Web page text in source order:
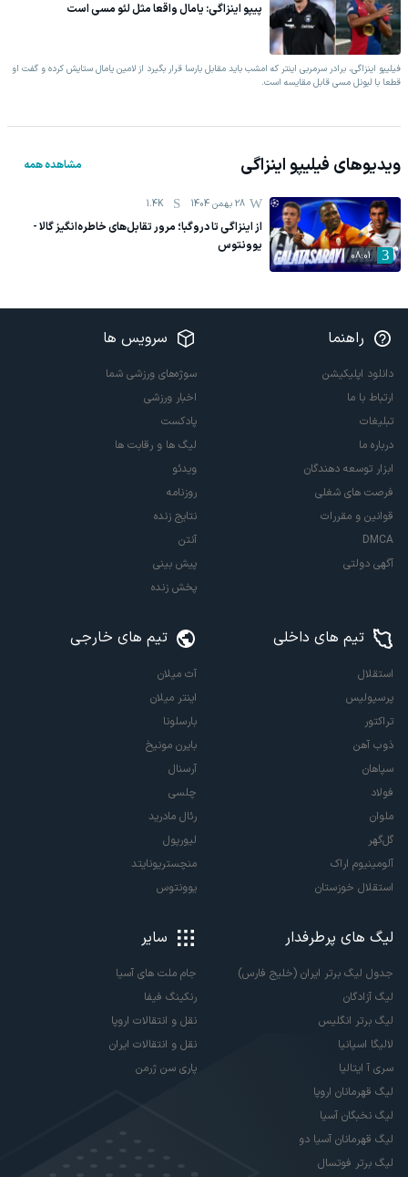
پیپو اینزاگی: یامال واقعا مثل لئو مسی است
فیلیپو اینزاگی، برادر سرمربی اینتر که امشب باید مقابل بارسا قرار ‏بگیرد از لامین یامال ستایش کرده و گفت او
قطعا با لیونل مسی ‏قابل مقایسه است. ‏
ویدیوهای فیلیپو اینزاگی مشاهده همه
08:01
28 بهمن 1404 1.4K
از اینزاگی تا دروگبا؛ مرور تقابل‌های خاطره‌انگیز گالا -
یوونتوس
راهنما
دانلود اپلیکیشن
ارتباط با ما
تبلیغات
درباره ما
ابزار توسعه دهندگان
فرصت های شغلی
قوانین و مقررات
DMCA
آگهی دولتی
سرویس ها
سوژه‌های ورزشی شما
اخبار ورزشی
پادکست
لیگ ها و رقابت ها
ویدئو
روزنامه
نتایج زنده
آنتن
پیش بینی
پخش زنده
تیم های داخلی
استقلال
پرسپولیس
تراکتور
ذوب آهن
سپاهان
فولاد
ملوان
گل‌گهر
آلومینیوم اراک
استقلال خوزستان
تیم های خارجی
آث میلان
اینتر میلان
بارسلونا
بایرن مونیخ
آرسنال
چلسی
رئال مادرید
لیورپول
منچستریونایتد
یوونتوس
لیگ های پرطرفدار
جدول لیگ برتر ایران (خلیج فارس)
لیگ آزادگان
لیگ برتر انگلیس
لالیگا اسپانیا
سری آ ایتالیا
لیگ قهرمانان اروپا
لیگ نخبگان آسیا
لیگ قهرمانان آسیا دو
لیگ برتر فوتسال
سایر
جام ملت های آسیا
رنکینگ فیفا
نقل و انتقالات اروپا
نقل و انتقالات ایران
پاری سن ژرمن